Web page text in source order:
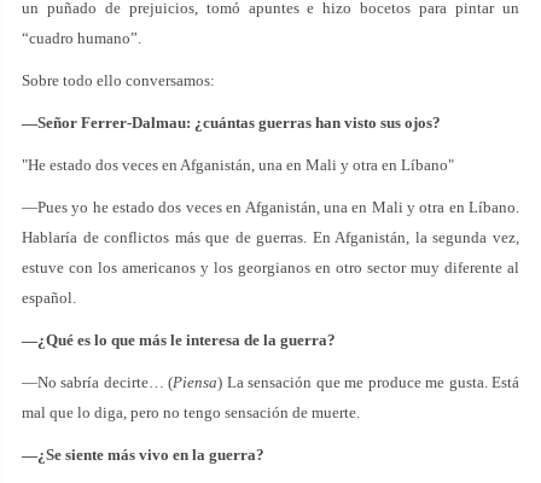
un puñado de prejuicios, tomó apuntes e hizo bocetos para pintar un
“cuadro humano”.
Sobre todo ello conversamos:
—Señor Ferrer-Dalmau: ¿cuántas guerras han visto sus ojos?
"He estado dos veces en Afganistán, una en Mali y otra en Líbano"
—Pues yo he estado dos veces en Afganistán, una en Mali y otra en Líbano.
Hablaría de conflictos más que de guerras. En Afganistán, la segunda vez,
estuve con los americanos y los georgianos en otro sector muy diferente al
español.
—¿Qué es lo que más le interesa de la guerra?
—No sabría decirte… (Piensa) La sensación que me produce me gusta. Está
mal que lo diga, pero no tengo sensación de muerte.
—¿Se siente más vivo en la guerra?